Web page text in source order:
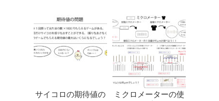
サイコロの期待値の
ミクロメーターの使